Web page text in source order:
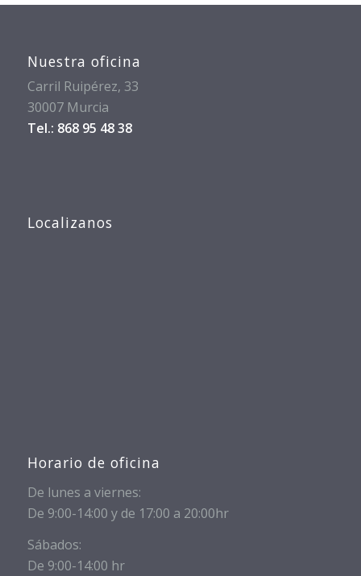
Nuestra oficina
Carril Ruipérez, 33
30007 Murcia
Tel.: 868 95 48 38
Localizanos
Horario de oficina
De lunes a viernes:
De 9:00-14:00 y de 17:00 a 20:00hr
Sábados:
De 9:00-14:00 hr